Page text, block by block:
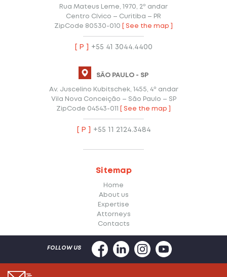
CURITIBA - PR
Centro Cívico – Curitiba – PR
SÃO PAULO - SP
Av. Juscelino Kubitschek, 1455, 4º andar
Vila Nova Conceição – São Paulo – SP
Sitemap
FOLLOW US